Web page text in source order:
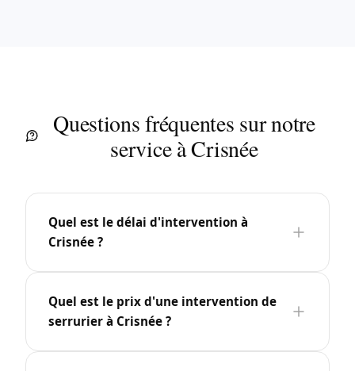
Questions fréquentes sur notre
service à Crisnée
Quel est le délai d'intervention à
Crisnée ?
Quel est le prix d'une intervention de
serrurier à Crisnée ?